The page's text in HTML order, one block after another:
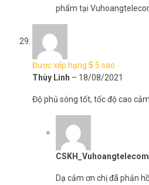
phẩm tại
Được xếp hạng 5 5 sao
Thùy Linh – 18/08/2021
Độ phủ sóng tốt, tốc độ cao
CSKH_Vuhoangtelecom
Dạ cảm ơn chị đã phản